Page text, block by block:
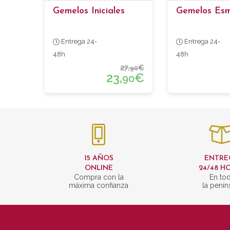
Gemelos Iniciales
Entrega 24-
48h
27,90€
23,90€
Gemelos
Entrega 24-
48h
15 AÑOS
ONLINE
Compra con la
máxima confianza
24/48
En
la